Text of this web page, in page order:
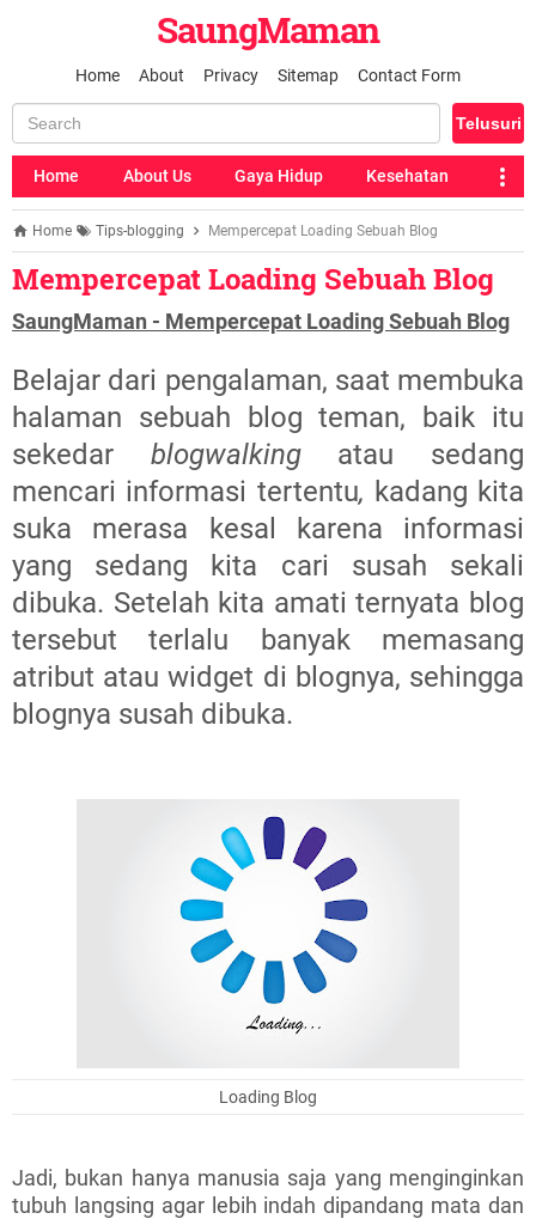
SaungMaman
Home About Privacy Sitemap Contact Form
Home About Us Gaya Hidup Kesehatan
Home Tips-blogging Mempercepat Loading Sebuah Blog
Mempercepat Loading Sebuah Blog
SaungMaman - Mempercepat Loading Sebuah Blog
Belajar dari pengalaman, saat membuka
halaman sebuah blog teman, baik itu
sekedar blogwalking atau sedang
mencari informasi tertentu, kadang kita
suka merasa kesal karena informasi
yang sedang kita cari susah sekali
dibuka. Setelah kita amati ternyata blog
tersebut terlalu banyak memasang
atribut atau widget di blognya, sehingga
blognya susah dibuka.
Loading Blog
Jadi, bukan hanya manusia saja yang menginginkan
tubuh langsing agar lebih indah dipandang mata dan